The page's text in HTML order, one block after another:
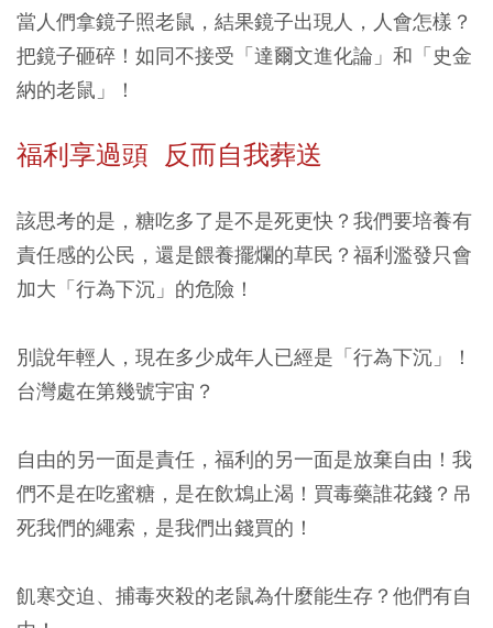
當人們拿鏡子照老鼠，結果鏡子出現人，人會怎樣？
把鏡子砸碎！如同不接受「達爾文進化論」和「史金
納的老鼠」！
福利享過頭 反而自我葬送
該思考的是，糖吃多了是不是死更快？我們要培養有
責任感的公民，還是餵養擺爛的草民？福利濫發只會
加大「行為下沉」的危險！
別說年輕人，現在多少成年人已經是「行為下沉」！
台灣處在第幾號宇宙？
自由的另一面是責任，福利的另一面是放棄自由！我
們不是在吃蜜糖，是在飲鴆止渴！買毒藥誰花錢？吊
死我們的繩索，是我們出錢買的！
飢寒交迫、捕毒夾殺的老鼠為什麼能生存？他們有自